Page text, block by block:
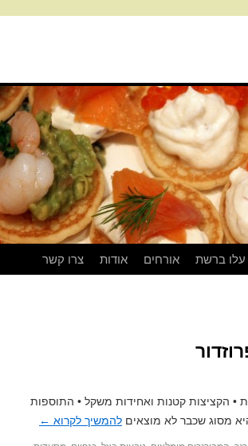
עלו ברשת אורחים אודות צרו קשר
הקציצות קטנות ואחידות משקל • התוספות
מסוג שכבר לא מוצאים להמשיך לקרוא ←